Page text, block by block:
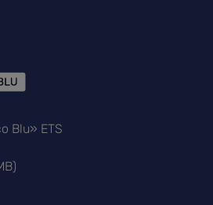
Blu» ETS